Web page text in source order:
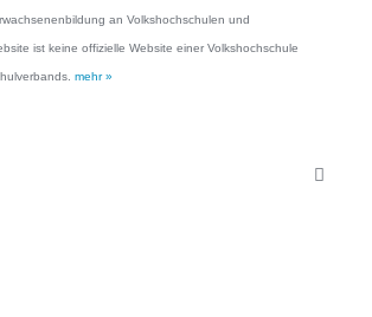
an Volkshochschulen und
ist keine offizielle Website einer Volkshochschule
mehr »